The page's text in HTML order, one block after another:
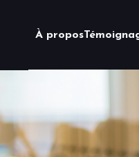
À propos